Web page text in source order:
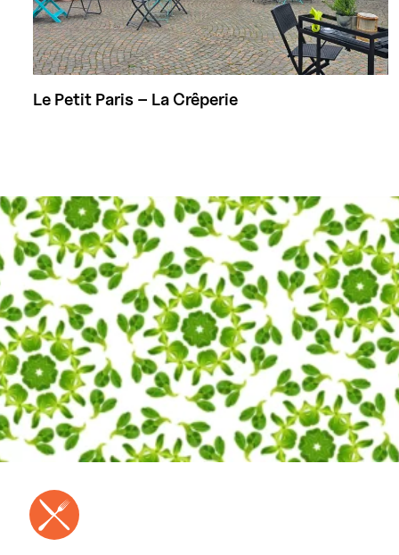
Le Petit Paris – La Crêperie